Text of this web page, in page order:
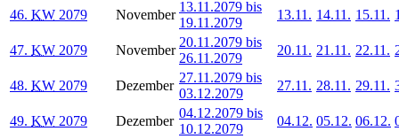
46. KW 2079 November
13.11.2079 bis
19.11.2079
13.11. 14.11. 15.11.
47. KW 2079 November
20.11.2079 bis
26.11.2079
20.11. 21.11. 22.11.
48. KW 2079 Dezember
27.11.2079 bis
03.12.2079
27.11. 28.11. 29.11.
49. KW 2079 Dezember
04.12.2079 bis
10.12.2079
04.12. 05.12. 06.12.